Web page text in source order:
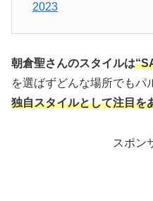
2023
朝倉聖さんのスタイルは
を選ばずどんな場所でもパ
独自スタイルとして注目を
スポン